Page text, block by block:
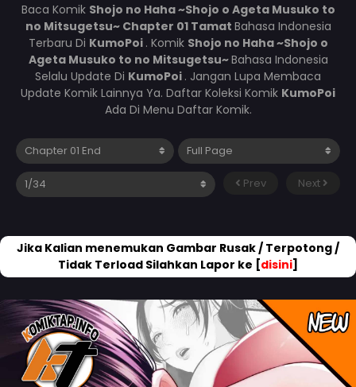
Baca Komik Shojo no Haha ~Shojo o Ageta Musuko to
no Mitsugetsu~ Chapter 01 Tamat Bahasa Indonesia
Terbaru Di KumoPoi . Komik Shojo no Haha ~Shojo o
Ageta Musuko to no Mitsugetsu~Bahasa Indonesia
Selalu Update Di KumoPoi . Jangan Lupa Membaca
Update Komik Lainnya Ya. Daftar Koleksi Komik KumoPoi
Ada Di Menu Daftar Komik.
Prev Next
Jika Kalian menemukan Gambar Rusak / Terpotong /
Tidak Terload Silahkan Lapor ke [disini]